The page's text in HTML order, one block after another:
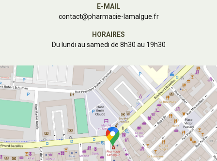
E-MAIL
contact@pharmacie-lamalgue.fr
HORAIRES
Du lundi au samedi de 8h30 au 19h30